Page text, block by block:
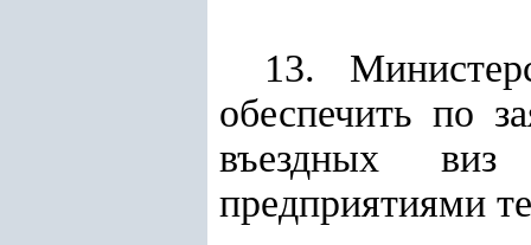
13.
обеспечить по
въездных виз
предприятиями